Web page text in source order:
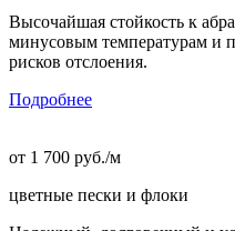
Высочайшая стойкость к
минусовым температурам и
рисков отслоения.
Подробнее
от 1 700 руб./м
цветные пески и флоки